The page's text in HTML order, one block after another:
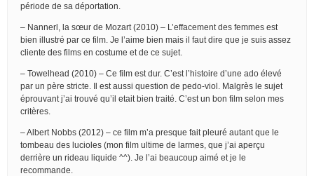
période de sa déportation.
– Nannerl, la sœur de Mozart (2010) – L’effacement des femmes est
bien illustré par ce film. Je l’aime bien mais il faut dire que je suis assez
cliente des films en costume et de ce sujet.
– Towelhead (2010) – Ce film est dur. C’est l’histoire d’une ado élevé
par un père stricte. Il est aussi question de pedo-viol. Malgrès le sujet
éprouvant j’ai trouvé qu’il etait bien traité. C’est un bon film selon mes
critères.
– Albert Nobbs (2012) – ce film m’a presque fait pleuré autant que le
tombeau des lucioles (mon film ultime de larmes, que j’ai aperçu
derrière un rideau liquide ^^). Je l’ai beaucoup aimé et je le
recommande.